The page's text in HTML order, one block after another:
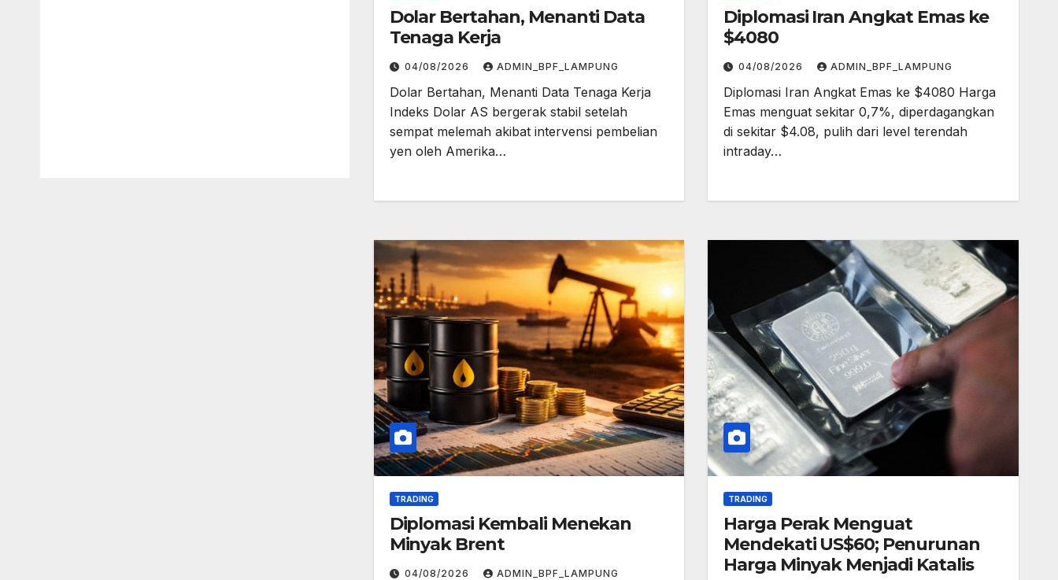
Dolar Bertahan, Menanti Data
Tenaga Kerja
04/08/2026 ADMIN_BPF_LAMPUNG
Dolar Bertahan, Menanti Data Tenaga Kerja
Indeks Dolar AS bergerak stabil setelah
sempat melemah akibat intervensi pembelian
yen oleh Amerika…
Diplomasi Iran Angkat Emas ke
$4080
04/08/2026 ADMIN_BPF_LAMPUNG
Diplomasi Iran Angkat Emas ke $4080 Harga
Emas menguat sekitar 0,7%, diperdagangkan
di sekitar $4.08, pulih dari level terendah
intraday…
TRADING
Diplomasi Kembali Menekan
Minyak Brent
04/08/2026 ADMIN_BPF_LAMPUNG
TRADING
Harga Perak Menguat
Mendekati US$60; Penurunan
Harga Minyak Menjadi Katalis